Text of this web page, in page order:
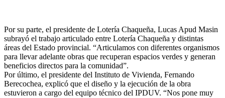
Por su parte, el presidente de Lotería Chaqueña, Lucas Apud Masin
subrayó el trabajo articulado entre Lotería Chaqueña y distintas
áreas del Estado provincial. “Articulamos con diferentes organismos
para llevar adelante obras que recuperan espacios verdes y generan
beneficios directos para la comunidad”.
Por último, el presidente del Instituto de Vivienda, Fernando
Berecochea, explicó que el diseño y la ejecución de la obra
estuvieron a cargo del equipo técnico del IPDUV. “Nos pone muy